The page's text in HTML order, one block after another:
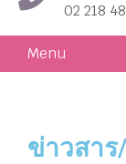
02 218
Menu
ข่าวสา